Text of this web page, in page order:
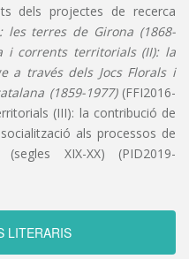
dels projectes de recerca
terres de Girona (1868-
i corrents territorials (II): la
a través dels Jocs Florals i
(1859-1977)(FFI2016-
(III): la contribució de
als processos de
XIX-XX) (PID2019-
LITERARIS